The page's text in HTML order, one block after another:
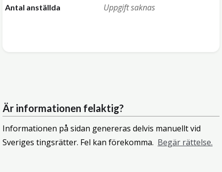
Antal anställda Uppgift saknas
Är informationen felaktig?
Informationen på sidan genereras delvis manuellt vid
Sveriges tingsrätter. Fel kan förekomma. Begär rättelse.